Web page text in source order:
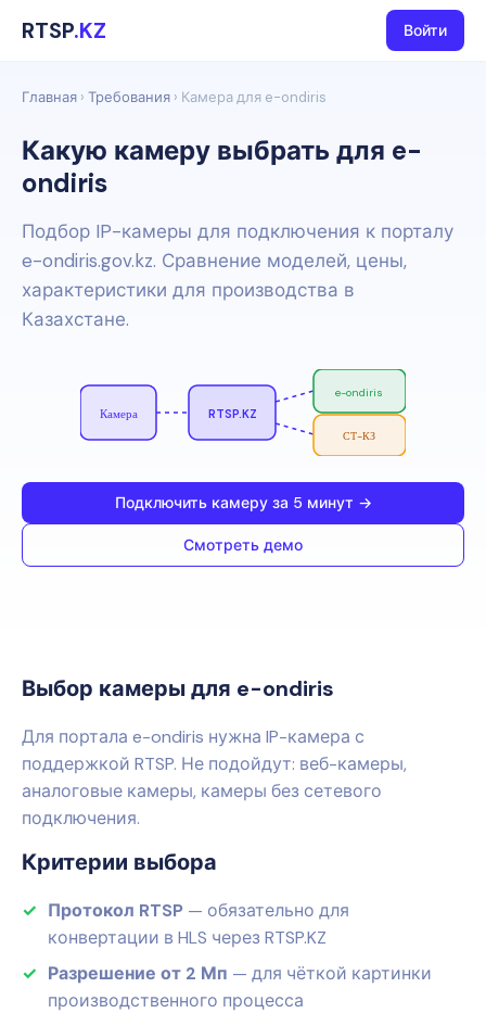
RTSP.KZ Войти
Главная › Требования › Камера для e-ondiris
Какую камеру выбрать для e-
ondiris
Подбор IP-камеры для подключения к порталу
e-ondiris.gov.kz. Сравнение моделей, цены,
характеристики для производства в
Казахстане.
Камера RTSP.KZ
e-ondiris
СТ-КЗ
Подключить камеру за 5 минут →
Смотреть демо
Выбор камеры для e-ondiris
Для портала e-ondiris нужна IP-камера с
поддержкой RTSP. Не подойдут: веб-камеры,
аналоговые камеры, камеры без сетевого
подключения.
Критерии выбора
Протокол RTSP — обязательно для
конвертации в HLS через RTSP.KZ
Разрешение от 2 Мп — для чёткой картинки
производственного процесса